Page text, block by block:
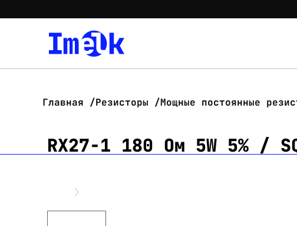
Главная Резисторы Мощные постоянные
RX27-1 180 Ом 5W 5% /